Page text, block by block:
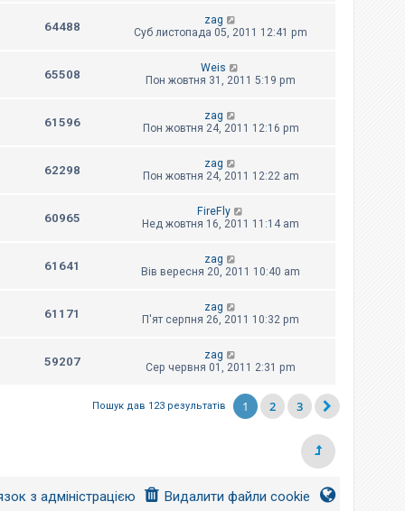
64488
zag
Суб листопада 05, 2011 12:41 pm
65508
Weis
Пон жовтня 31, 2011 5:19 pm
61596
zag
Пон жовтня 24, 2011 12:16 pm
62298
zag
Пон жовтня 24, 2011 12:22 am
60965
FireFly
Нед жовтня 16, 2011 11:14 am
61641
zag
Вів вересня 20, 2011 10:40 am
61171
zag
П'ят серпня 26, 2011 10:32 pm
59207
zag
Сер червня 01, 2011 2:31 pm
Пошук дав 123 результатів 1 2 3
Видалити файли cookie
з адміністрацією